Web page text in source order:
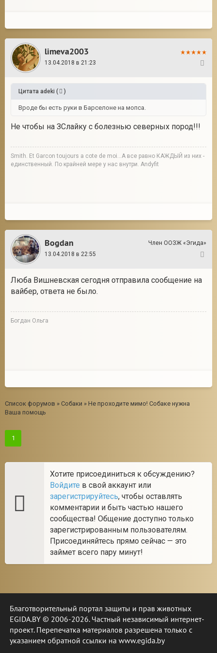
limeva2003
13.04.2018 в 21:23
Цитата adeki ( )
Вроде бы есть руки в Барселоне на мопса.
Не чтобы на ЗСлайку с болезнью северных пород!!!
Smith. Et Garcon toujours a cote de moi...А все равно КАЖДЫЙ из них -
единственный. По крайней мере у нас внутри. Andyfit
Bogdan
Член ООЗЖ «Эгида»
13.04.2018 в 22:55
Люба Вишневская сегодня отправила сообщение на
вайбер, ответа не было.
Богдан Ольга
Список форумов » Собаки » Не проходите мимо! Собаке нужна
Ваша помощь
1
Хотите присоединиться к обсуждению?
Войдите в свой аккаунт или
зарегистрируйтесь, чтобы оставлять
комментарии и быть частью нашего
сообщества! Общение доступно только
зарегистрированным пользователям.
Присоединяйтесь прямо сейчас — это
займет всего пару минут!
Благотворительный портал защиты и прав животных
EGIDA.BY © 2006-2026. Частный независимый интернет-
проект. Перепечатка материалов разрешена только с
указанием обратной ссылки на www.egida.by